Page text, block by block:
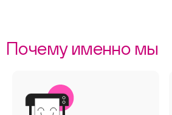
Почему именно мы